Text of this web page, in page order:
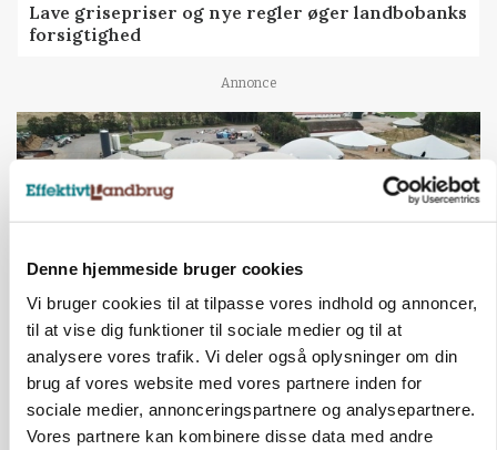
Denne hjemmeside bruger cookies
Vi bruger cookies til at tilpasse vores indhold og annoncer,
til at vise dig funktioner til sociale medier og til at
analysere vores trafik. Vi deler også oplysninger om din
brug af vores website med vores partnere inden for
sociale medier, annonceringspartnere og analysepartnere.
Vores partnere kan kombinere disse data med andre
Lave grisepriser og nye regler øger landbobanks
forsigtighed
Annonce
BUSINESS
Efter lån på 182 millioner: Sindal Biogas vil
fordoble produktionen og behandle 800.000 ton